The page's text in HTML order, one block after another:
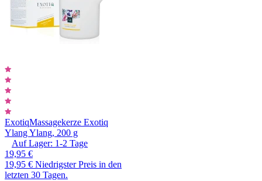
ExotiqMassagekerze Exotiq
Ylang Ylang, 200 g
Auf Lager: 1-2 Tage
19,95 €
19,95 € Niedrigster Preis in den
letzten 30 Tagen.